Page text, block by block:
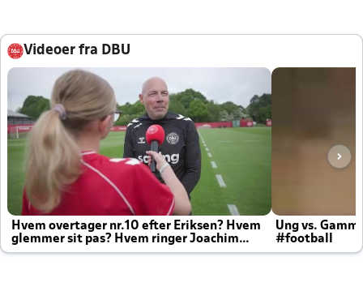
Videoer fra DBU
Hvem overtager nr.10 efter Eriksen? Hvem
glemmer sit pas? Hvem ringer Joachim
altid til efter kampe?
Ung vs.
#football